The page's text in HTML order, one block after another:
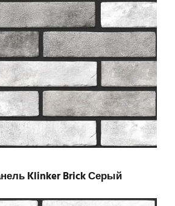
Klinker Brick Серый